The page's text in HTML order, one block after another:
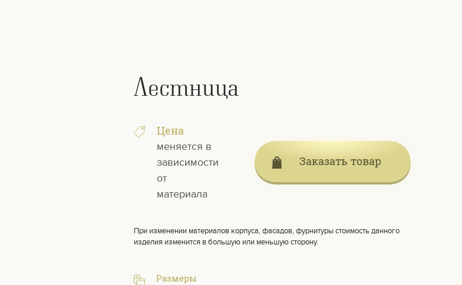
Лестница
Цена
меняется в
зависимости
от
материала
Заказать товар
При изменении материалов корпуса, фасадов, фурнитуры стоимость данного
изделия изменится в большую или меньшую сторону.
Размеры